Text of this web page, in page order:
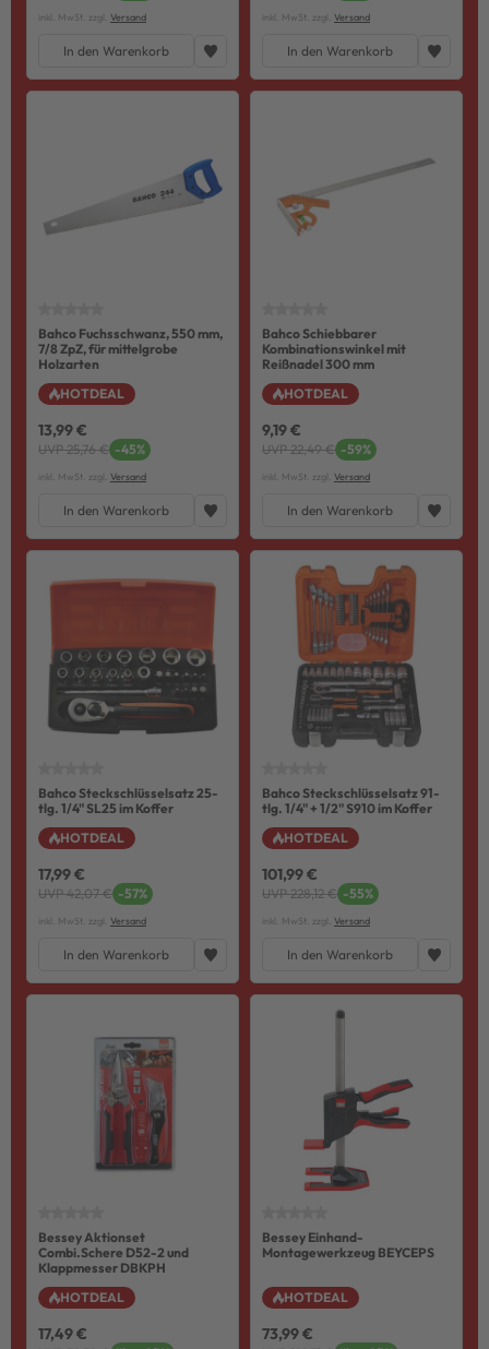
inkl. MwSt. zzgl. Versand
In den Warenkorb
inkl. MwSt. zzgl. Versand
In den Warenkorb
Bahco Fuchsschwanz, 550 mm,
7/8 ZpZ, für mittelgrobe
Holzarten
HOTDEAL
13,99 €
UVP 25,76 € -45%
inkl. MwSt. zzgl. Versand
In den Warenkorb
Bahco Schiebbarer
Kombinationswinkel mit
Reißnadel 300 mm
HOTDEAL
9,19 €
UVP 22,49 € -59%
inkl. MwSt. zzgl. Versand
In den Warenkorb
Bahco Steckschlüsselsatz 25-
tlg. 1/4" SL25 im Koffer
HOTDEAL
17,99 €
UVP 42,07 € -57%
inkl. MwSt. zzgl. Versand
In den Warenkorb
Bahco Steckschlüsselsatz 91-
tlg. 1/4" + 1/2" S910 im Koffer
HOTDEAL
101,99 €
UVP 228,12 € -55%
inkl. MwSt. zzgl. Versand
In den Warenkorb
Bessey Aktionset
Combi.Schere D52-2 und
Klappmesser DBKPH
HOTDEAL
17,49 €
Bessey Einhand-
Montagewerkzeug BEYCEPS
HOTDEAL
73,99 €